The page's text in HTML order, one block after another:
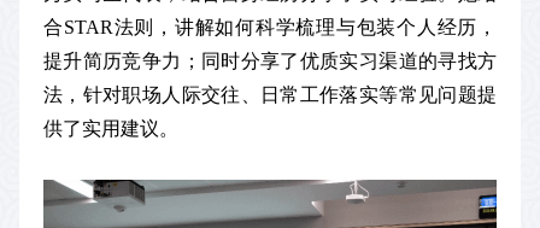
合STAR法则，讲解如何科学梳理与包装个人经历，
提升简历竞争力；同时分享了优质实习渠道的寻找方
法，针对职场人际交往、日常工作落实等常见问题提
供了实用建议。